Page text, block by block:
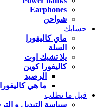
Earphones
شواحن
حسابك
ماي كاليفورا
السلة
يلا تشيك اوت
كاليفورا كوين
الرصيد
ما هي
قبل ما تطلب
سياسة التبديل و